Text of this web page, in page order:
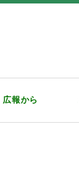
広報から